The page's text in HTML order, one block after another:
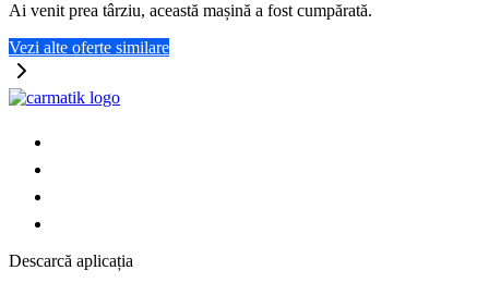
Ai venit prea târziu, această mașină a fost cumpărată.
Vezi alte oferte similare
Descarcă aplicația